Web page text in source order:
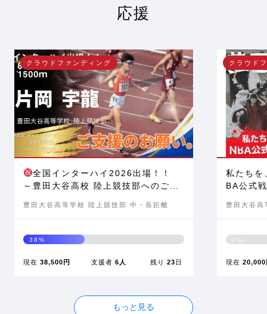
応援
クラウドファンディング
全国インターハイ2026出場！！
～豊田大谷高校 陸上競技部へのご支
豊田大谷高等学校 陸上競技部 中・長距離
38%
現在 38,500円 支援者 6人 残り 23日
クラウド
私たちを
BA公式
豊田大谷
0%
現在 20,000